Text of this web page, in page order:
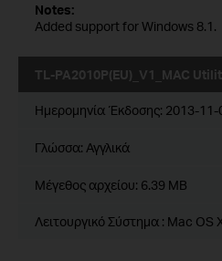
Notes:
Added support for Windows 8.1.
TL-PA2010P(EU)_V1_MAC
Ημερομηνία Έκδοσης: 2013-11-
Γλώσσα: Αγγλικά
Μέγεθος αρχείου: 6.39 MB
Λειτουργικό Σύστημα : Mac OS